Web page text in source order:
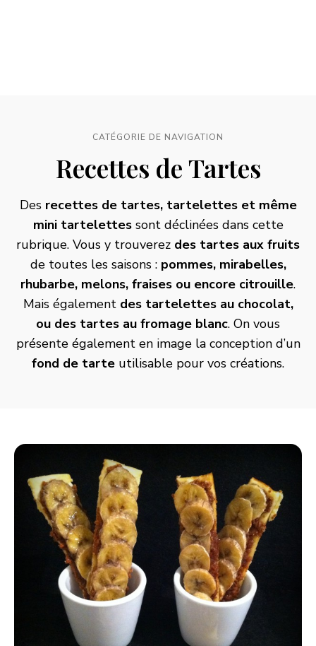
CATÉGORIE DE NAVIGATION
Recettes de Tartes
Des recettes de tartes, tarteletteset même
mini tartelettessont déclinées dans cette
rubrique. Vous y trouverez des tartes aux fruits
de toutes les saisons : pommes, mirabelles,
rhubarbe, melons, fraises ou encore citrouille.
Mais également des tartelettes au chocolat,
ou des tartes au fromage blanc. On vous
présente également en image la conception d’un
fond de tarte utilisable pour vos créations.